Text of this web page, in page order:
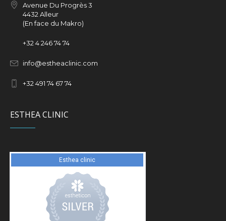
Avenue Du Progrès 3
4432 Alleur
(En face du Makro)
+324 246 74 74
info@estheaclinic.com
+32 491 74 67 74
ESTHEA CLINIC